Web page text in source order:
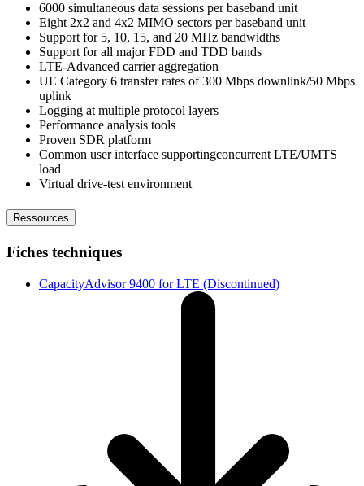
6000 simultaneous data sessions per baseband unit
Eight 2x2 and 4x2 MIMO sectors per baseband unit
Support for 5, 10, 15, and 20 MHz bandwidths
Support for all major FDD and TDD bands
LTE-Advanced carrier aggregation
UE Category 6 transfer rates of 300 Mbps downlink/50 Mbps
uplink
Logging at multiple protocol layers
Performance analysis tools
Proven SDR platform
Common user interface supportingconcurrent LTE/UMTS
load
Virtual drive-test environment
Ressources
Fiches techniques
CapacityAdvisor 9400 for LTE (Discontinued)